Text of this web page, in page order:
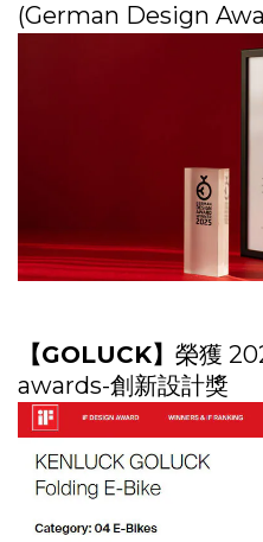
(German Design
【GOLUCK】 榮獲
awards-創新設計獎